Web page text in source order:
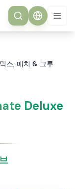
스, 매치 & 그루
Deluxe